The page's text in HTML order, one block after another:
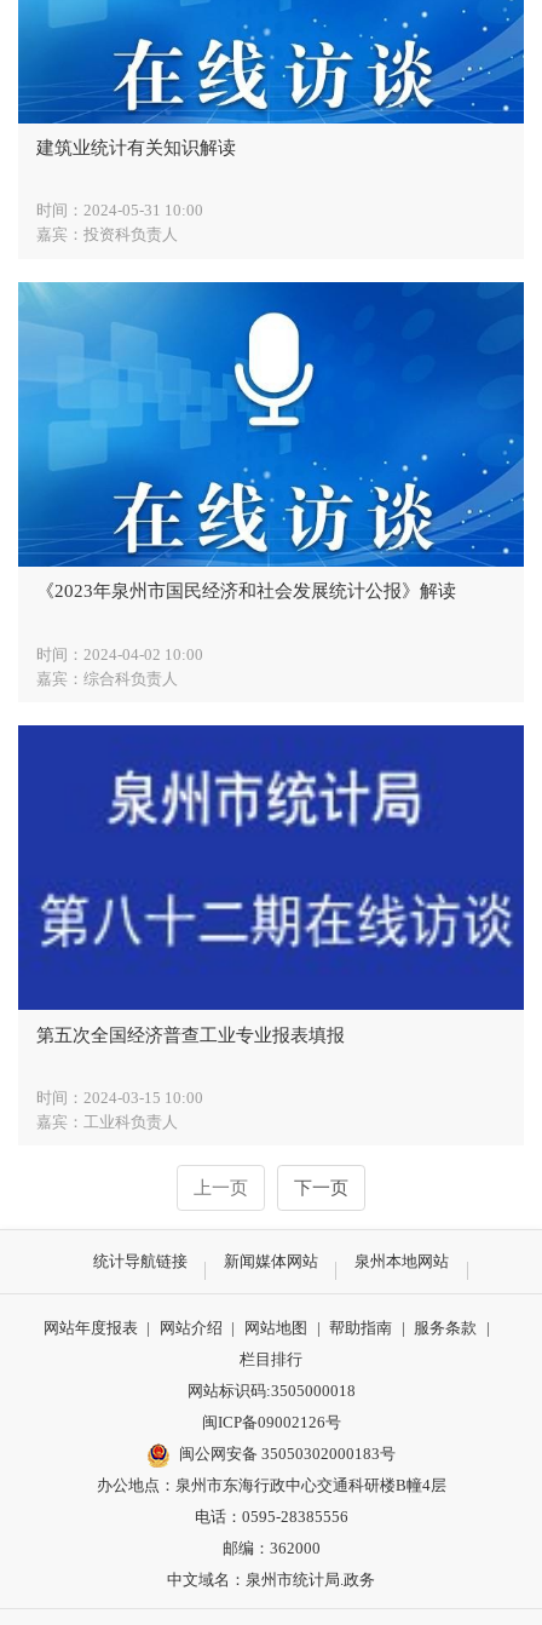
建筑业统计有关知识解读
时间：2024-05-31 10:00
嘉宾：投资科负责人
《2023年泉州市国民经济和社会发展统计公报》解读
时间：2024-04-02 10:00
嘉宾：综合科负责人
第五次全国经济普查工业专业报表填报
时间：2024-03-15 10:00
嘉宾：工业科负责人
上一页 下一页
统计导航链接 新闻媒体网站 泉州本地网站
网站年度报表 | 网站介绍 | 网站地图 | 帮助指南 | 服务条款
|
栏目排行
网站标识码:3505000018
闽ICP备09002126号
闽公网安备 35050302000183号
办公地点：泉州市东海行政中心交通科研楼B幢4层
电话：0595-28385556
邮编：362000
中文域名：泉州市统计局.政务